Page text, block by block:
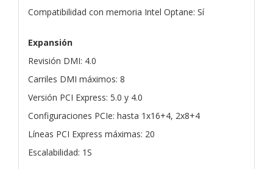
Compatibilidad con memoria Intel Optane: Sí
Expansión
Revisión DMI: 4.0
Carriles DMI máximos: 8
Versión PCI Express: 5.0 y 4.0
Configuraciones PCIe: hasta 1x16+4, 2x8+4
Líneas PCI Express máximas: 20
Escalabilidad: 1S